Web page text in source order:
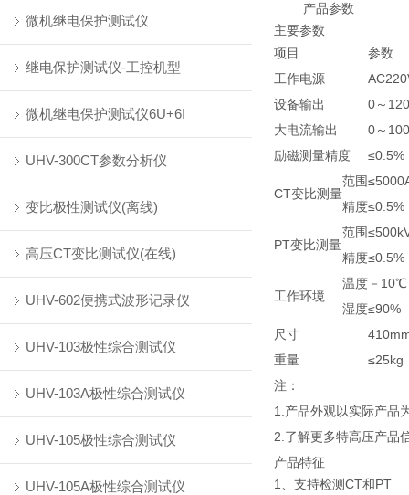
微机继电保护测试仪
继电保护测试仪-工控机型
微机继电保护测试仪6U+6I
UHV-300CT参数分析仪
变比极性测试仪(离线)
高压CT变比测试仪(在线)
UHV-602便携式波形记录仪
UHV-103极性综合测试仪
UHV-103A极性综合测试仪
UHV-105极性综合测试仪
UHV-105A极性综合测试仪
产品参数
主要参数
项目
参数
工作电源
设备输出
0～
大电流输出
0～
励磁测量精度
≤0.5%
CT变比测量
范围
精度≤0.5%
PT变比测量
范围
精度≤0.5%
工作环境
温度 －
湿度≤90%
尺寸
重量
≤25kg
注：
1.产品外观以实际产品
2.了解更多特高压产品
产品特征
1、支持检测CT和PT